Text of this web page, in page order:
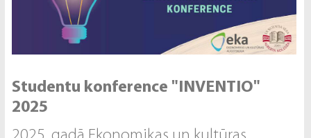
Studentu konference "INVENTIO"
2025